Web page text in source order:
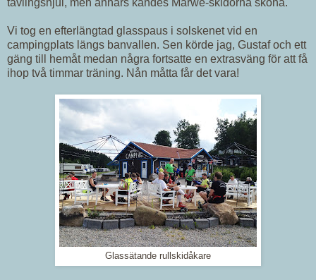
Vi tog en efterlängtad glasspaus i solskenet vid en
campingplats längs banvallen. Sen körde jag, Gustaf och ett
gäng till hemåt medan några fortsatte en extrasväng för att få
ihop två timmar träning. Nån måtta får det vara!
Glassätande rullskidåkare